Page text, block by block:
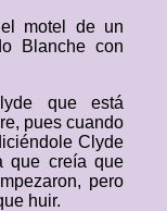
motel de un
Blanche con
que está
pues cuando
Clyde
que creía que
pero
huir.